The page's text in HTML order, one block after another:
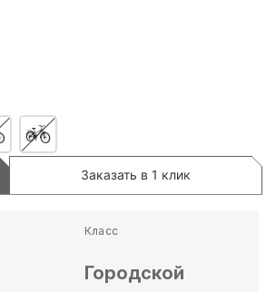
Заказать в 1 клик
Класс
Городской